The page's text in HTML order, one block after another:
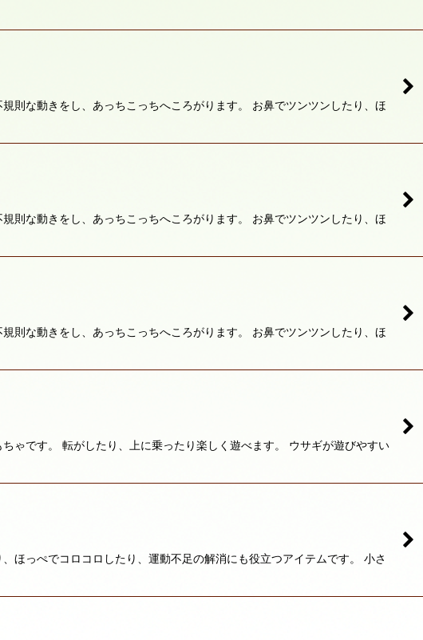
則な動きをし、あっちこっちへころがります。 お鼻でツンツンしたり、ほ
則な動きをし、あっちこっちへころがります。 お鼻でツンツンしたり、ほ
則な動きをし、あっちこっちへころがります。 お鼻でツンツンしたり、ほ
ゃです。 転がしたり、上に乗ったり楽しく遊べます。 ウサギが遊びやすい
ほっぺでコロコロしたり、運動不足の解消にも役立つアイテムです。 小さ